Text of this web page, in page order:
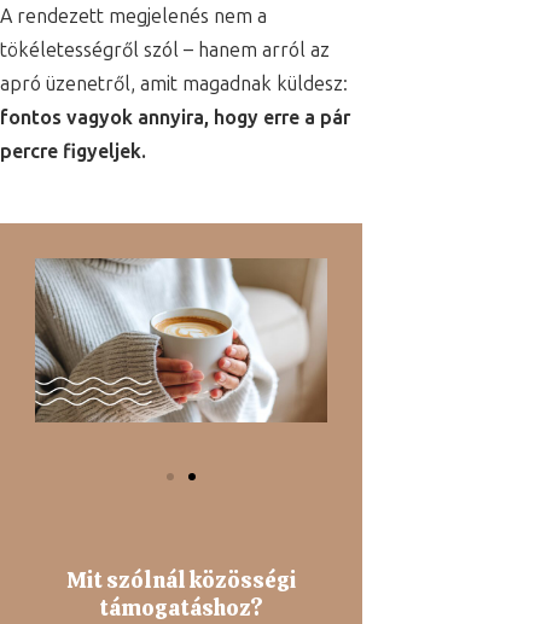
A rendezett megjelenés nem a
tökéletességről szól – hanem arról az
apró üzenetről, amit magadnak küldesz:
fontos vagyok annyira, hogy erre a pár
percre figyeljek.
Mit szólnál közösségi
támogatáshoz?